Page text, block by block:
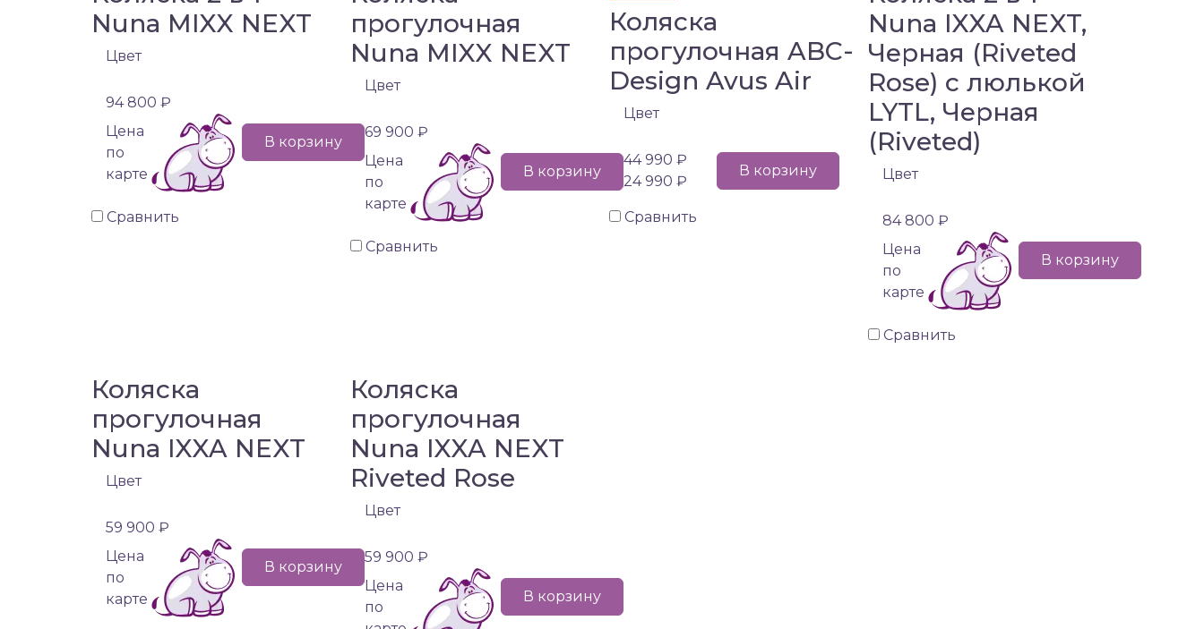
Nuna MIXX NEXT
Цвет
94 800 ₽
Цена
по
карте
В корзину
Сравнить
прогулочная
Nuna MIXX NEXT
Цвет
69 900 ₽
Цена
по
карте
В корзину
Сравнить
Коляска
прогулочная ABC-
Design Avus Air
Цвет
44 990 ₽
24 990 ₽
В корзину
Сравнить
Nuna IXXA NEXT,
Черная (Riveted
Rose) с люлькой
LYTL, Черная
(Riveted)
Цвет
84 800 ₽
Цена
по
карте
В корзину
Сравнить
Коляска
прогулочная
Nuna IXXA NEXT
Цвет
59 900 ₽
Цена
по
карте
В корзину
Коляска
прогулочная
Nuna IXXA NEXT
Riveted Rose
Цвет
59 900 ₽
Цена
по
В корзину